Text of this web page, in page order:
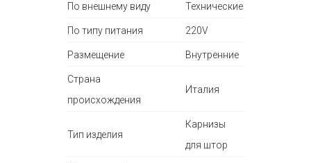
По внешнему виду Технические
По типу питания 220V
Размещение Внутренние
Страна
происхождения
Италия
Тип изделия
Карнизы
для штор